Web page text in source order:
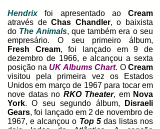
Hendrixfoi apresentado ao Cream
através deChas Chandler, o baixista
do The Animals, que também era o seu
empresário. O seu primeiro álbum,
Fresh Cream, foi lançado em 9 de
dezembro de 1966, e alcançou a sexta
posição na UK Albums Chart. O Cream
visitou pela primeira vez os Estados
Unidos em março de 1967 para tocar em
nove datas no RKO Theater, em Nova
York. O seu segundo álbum,
Disraeli
Gears, foi lançado em 2 de novembro de
1967, e alcançou o Top 5das listas nos